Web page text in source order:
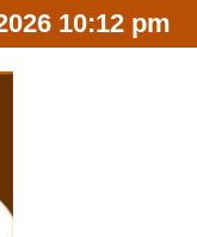
के सर्वोच्च मानकों को
10:12 pm